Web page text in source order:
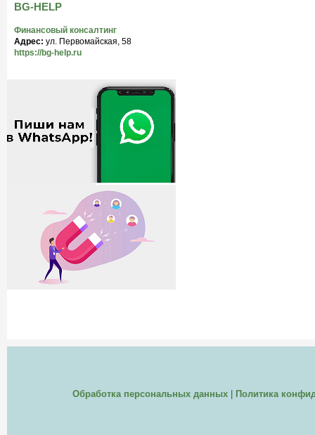
BG-HELP
Финансовый консалтинг
Адрес: ул. Первомайская, 58
https://bg-help.ru
Обработка персональных данных| Политика